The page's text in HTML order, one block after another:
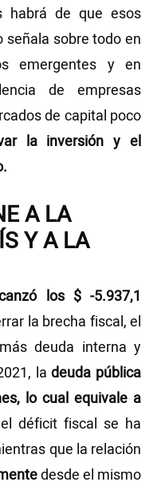
habrá de que esos
señala sobre todo en
emergentes y en
de empresas
de capital poco
la inversión y el
A LA
Y A LA
los $ -5.937,1
la brecha fiscal, el
deuda interna y
ladeuda pública
lo cual equivale a
déficit fiscal se ha
que la relación
desde el mismo